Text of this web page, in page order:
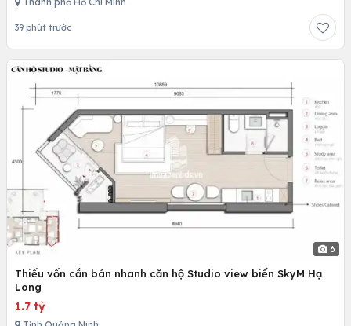
39 phút trước
6
Thiếu vốn cần bán nhanh căn hộ Studio view biển SkyM Hạ
Long
1.7 tỷ